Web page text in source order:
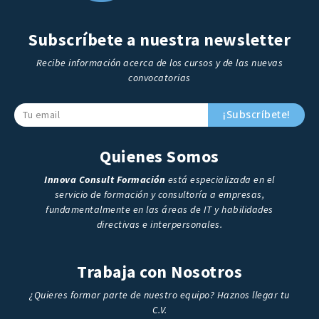
Subscríbete a nuestra newsletter
Recibe información acerca de los cursos y de las nuevas
convocatorias
¡Subscríbete!
Quienes Somos
Innova Consult Formación está especializada en el
servicio de formación y consultoría a empresas,
fundamentalmente en las áreas de IT y habilidades
directivas e interpersonales.
Trabaja con Nosotros
¿Quieres formar parte de nuestro equipo? Haznos llegar tu
C.V.